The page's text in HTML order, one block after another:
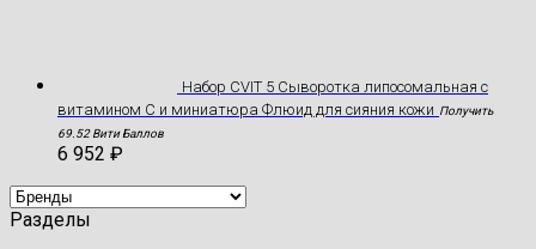
Набор CVIT 5 Сыворотка липосомальная с
витамином С и миниатюра Флюид для сияния кожи Получить
69.52 Вити Баллов
6 952 ₽
Разделы